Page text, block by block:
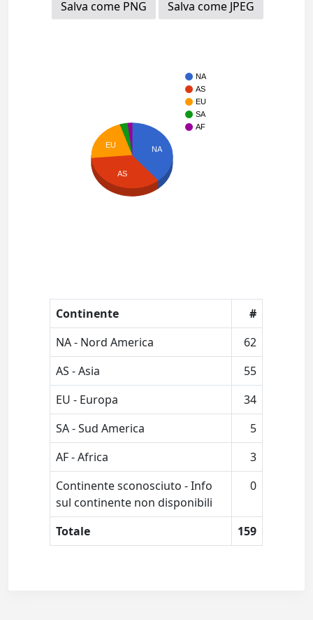
Salva come PNG
Salva come JPEG
NA
AS
EU
SA
AF
NA
EU
AS
Continente
#
NA - Nord America
62
AS - Asia
55
EU - Europa
34
SA - Sud America
5
AF - Africa
3
Continente sconosciuto - Info
sul continente non disponibili
0
Totale 159